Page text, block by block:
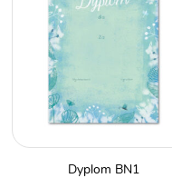
Dyplom BN1